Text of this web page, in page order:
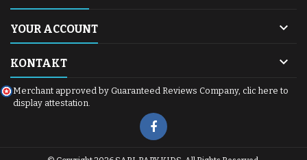
YOUR ACCOUNT 
KONTAKT 
Merchant approved by Guaranteed Reviews Company, clic here to
display attestation